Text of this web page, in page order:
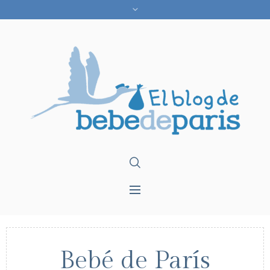
Bebé de París